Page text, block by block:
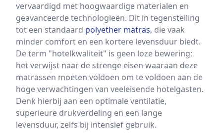
vervaardigd met hoogwaardige materialen en
geavanceerde technologieën. Dit in tegenstelling
tot een standaard polyether matras, die vaak
minder comfort en een kortere levensduur biedt.
De term "hotelkwaliteit" is geen loze bewering;
het verwijst naar de strenge eisen waaraan deze
matrassen moeten voldoen om te voldoen aan de
hoge verwachtingen van veeleisende hotelgasten.
Denk hierbij aan een optimale ventilatie,
superieure drukverdeling en een lange
levensduur, zelfs bij intensief gebruik.